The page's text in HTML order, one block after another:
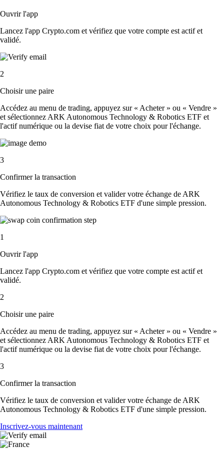
Ouvrir l'app
Lancez l'app Crypto.com et vérifiez que votre compte est actif et
validé.
2
Choisir une paire
Accédez au menu de trading, appuyez sur « Acheter » ou « Vendre »
et sélectionnez ARK Autonomous Technology & Robotics ETF et
l'actif numérique ou la devise fiat de votre choix pour l'échange.
3
Confirmer la transaction
Vérifiez le taux de conversion et valider votre échange de ARK
Autonomous Technology & Robotics ETF d'une simple pression.
1
Ouvrir l'app
Lancez l'app Crypto.com et vérifiez que votre compte est actif et
validé.
2
Choisir une paire
Accédez au menu de trading, appuyez sur « Acheter » ou « Vendre »
et sélectionnez ARK Autonomous Technology & Robotics ETF et
l'actif numérique ou la devise fiat de votre choix pour l'échange.
3
Confirmer la transaction
Vérifiez le taux de conversion et valider votre échange de ARK
Autonomous Technology & Robotics ETF d'une simple pression.
Inscrivez-vous maintenant